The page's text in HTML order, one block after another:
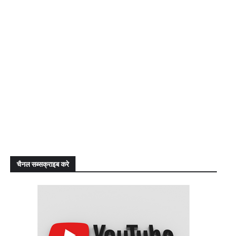
चैनल सब्सक्राइब करे